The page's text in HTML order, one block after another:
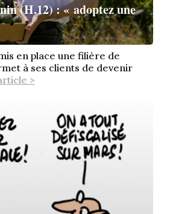
(H.12) : « adoptez une
en place une filière de
à ses clients de devenir
>